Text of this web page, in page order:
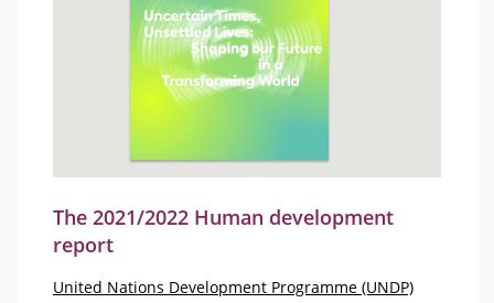
The 2021/2022 Human development
report
United Nations Development Programme (UNDP)